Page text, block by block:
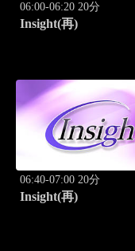
06:00-06:20 20分
Insight(再)
06:40-07:00 20分
Insight(再)